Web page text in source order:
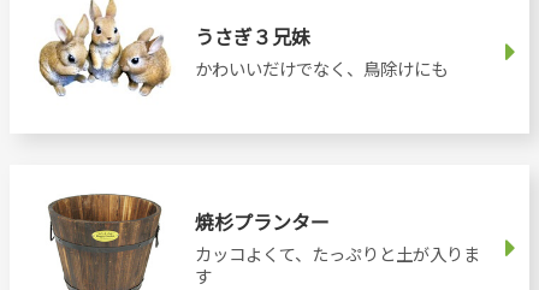
うさぎ３兄妹
かわいいだけでなく、鳥除けにも
焼杉プランター
カッコよくて、たっぷりと土が入りま
す